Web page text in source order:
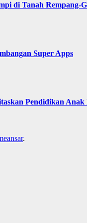
di Tanah Rempang-
Super Apps
Pendidikan Anak
.